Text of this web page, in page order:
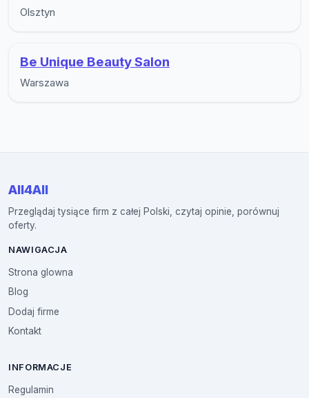
Olsztyn
Be Unique Beauty Salon
Warszawa
All4All
Przeglądaj tysiące firm z całej Polski, czytaj opinie, porównuj
oferty.
NAWIGACJA
Strona glowna
Blog
Dodaj firme
Kontakt
INFORMACJE
Regulamin